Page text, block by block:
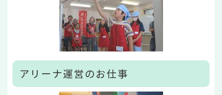
アリーナ運営のお仕事